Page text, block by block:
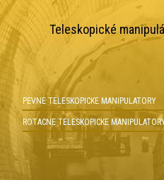
Teleskopické
PEVNE TELESKOPICKE MANIPULATORY
ROTACNE TELESKOPICKE